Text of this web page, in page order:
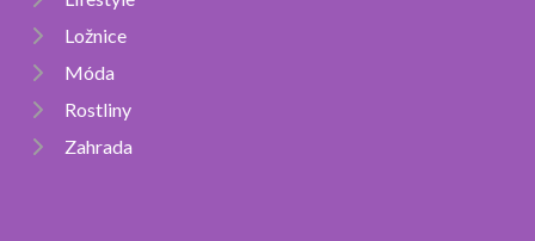
Ložnice
Móda
Rostliny
Zahrada